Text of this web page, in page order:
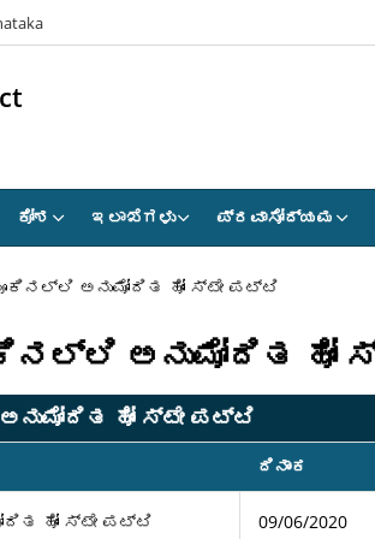
ಕೋಶ ಇಲಾಖೆಗಳು ಪ್ರವಾಸೋದ್ಯಮ
ಅನುಮೋದಿತ ಹೋಂ ಸ್ಟೇ ಪಟ್ಟಿ
ಅನುಮೋದಿತ ಹೋಂ
ಹೋಂ ಸ್ಟೇ ಪಟ್ಟಿ
ದಿನಾಂಕ
ಹೋಂ ಸ್ಟೇ ಪಟ್ಟಿ 09/06/2020